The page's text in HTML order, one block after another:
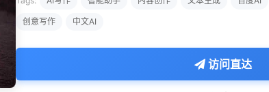
创意写作 中文AI
访问直达